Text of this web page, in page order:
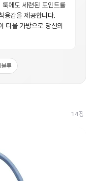
에도 세련된 포인트를
용감을 제공합니다.
디올 가방으로 당신의
블루
14장